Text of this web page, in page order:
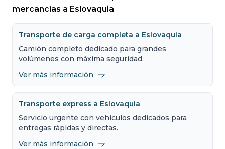
mercancías a Eslovaquia
Transporte de carga completa a Eslovaquia
Camión completo dedicado para grandes
volúmenes con máxima seguridad.
Ver más información
Transporte express a Eslovaquia
Servicio urgente con vehículos dedicados para
entregas rápidas y directas.
Ver más información